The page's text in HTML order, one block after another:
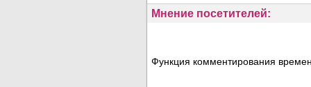
Мнение посетителей:
Функция комментирования